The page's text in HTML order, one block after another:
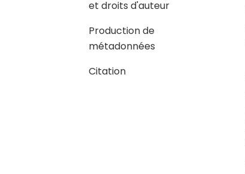
et droits d'auteur
Production de
métadonnées
Citation